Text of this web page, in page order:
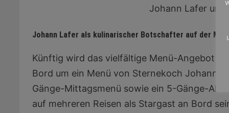
Johann Lafer
Johann Lafer als kulinarischer Botschafter auf der
Künftig wird das vielfältige Menü-Angebot
Bord um ein Menü von Sternekoch Johann
Gänge-Mittagsmenü sowie ein 5-Gänge-
auf mehreren Reisen als Stargast an Bord